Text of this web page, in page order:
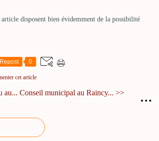
disposent bien évidemment de la possibilité
Repost 0
cet article
…
au... Conseil municipal au Raincy... >>